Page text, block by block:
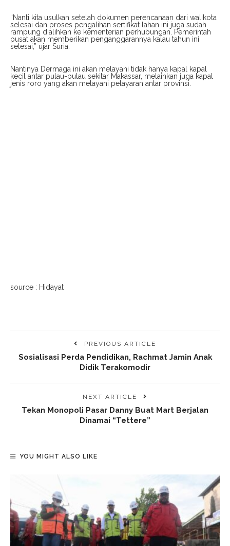
“Nanti kita usulkan setelah dokumen perencanaan dari walikota
selesai dan proses pengalihan sertifikat lahan ini juga sudah
rampung dialihkan ke kementerian perhubungan. Pemerintah
pusat akan memberikan penganggarannya kalau tahun ini
selesai,” ujar Suria.
Nantinya Dermaga ini akan melayani tidak hanya kapal kapal
kecil antar pulau-pulau sekitar Makassar, melainkan juga kapal
jenis roro yang akan melayani pelayaran antar provinsi.
source : Hidayat
PREVIOUS ARTICLE
Sosialisasi Perda Pendidikan, Rachmat Jamin Anak
Didik Terakomodir
NEXT ARTICLE
Tekan Monopoli Pasar Danny Buat Mart Berjalan
Dinamai “Tettere”
YOU MIGHT ALSO LIKE